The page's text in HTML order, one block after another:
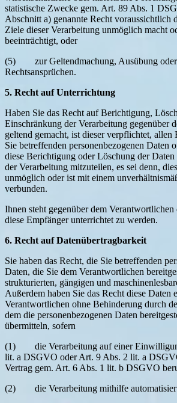
statistische Zwecke gem. Art. 89 Abs. 1
Abschnitt a) genannte Recht voraussichtlich
Ziele dieser Verarbeitung unmöglich macht
beeinträchtigt, oder
(5) zur Geltendmachung, Ausübung oder
Rechtsansprüchen.
5. Recht auf Unterrichtung
Haben Sie das Recht auf Berichtigung,
Einschränkung der Verarbeitung gegenüber
geltend gemacht, ist dieser verpflichtet, allen
Sie betreffenden personenbezogenen Daten
diese Berichtigung oder Löschung der
der Verarbeitung mitzuteilen, es sei denn,
unmöglich oder ist mit einem
verbunden.
Ihnen steht gegenüber dem Verantwortlichen
diese Empfänger unterrichtet zu werden.
6. Recht auf Datenübertragbarkeit
Sie haben das Recht, die Sie betreffenden
Daten, die Sie dem Verantwortlichen
strukturierten, gängigen und
Außerdem haben Sie das Recht diese Daten
Verantwortlichen ohne Behinderung durch
dem die personenbezogenen Daten
übermitteln, sofern
(1) die Verarbeitung auf einer
lit. a DSGVO oder Art. 9 Abs. 2 lit. a
Vertrag gem. Art. 6 Abs. 1 lit. b DSGVO
(2) die Verarbeitung mithilfe